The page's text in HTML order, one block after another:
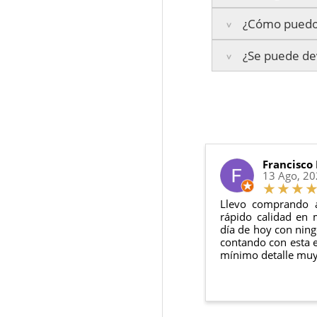
Islas Baleares:El
Los plazos
La garantía varía
3 años de
2 años de
Todas nuestras
¿Cómo
Te enviaremos un
en todo momento.
¿Se puede
El producto
Debe
13 Ago,
Llevo
rápido calidad en
día de hoy con
contando con esta
mínimo detalle